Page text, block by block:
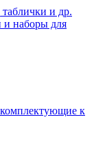
и др.
и наборы для
к